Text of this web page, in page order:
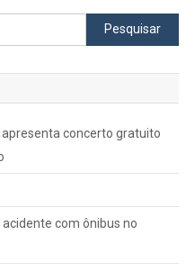
Pesquisar
por:
concerto gratuito
com ônibus no